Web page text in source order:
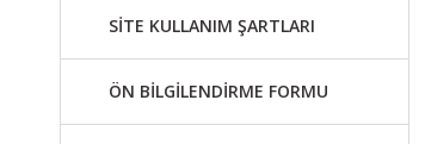
SİTE KULLANIM ŞARTLARI
ÖN BİLGİLENDİRME FORMU